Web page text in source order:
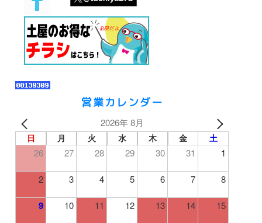
営業カレンダー
2026年 8月
日 月 火 水 木 金 土
26 27 28 29 30 31 1
2 3 4 5 6 7 8
9 10 11 12 13 14 15